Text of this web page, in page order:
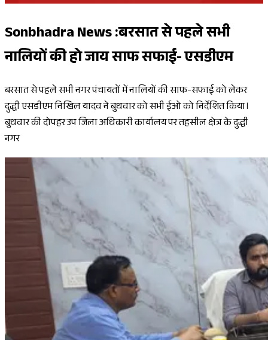
Sonbhadra News :बरसात से पहले सभी
नालियों की हो जाय साफ सफाई- एसडीएम
बरसात से पहले सभी नगर पंचायतों में नालियों की साफ-सफाई को लेकर
दुद्धी एसडीएम निखिल यादव ने बुधवार को सभी ईओ को निर्देशित किया।
बुधवार की दोपहर उप जिला अधिकारी कार्यालय पर तहसील क्षेत्र के दुद्धी
नगर